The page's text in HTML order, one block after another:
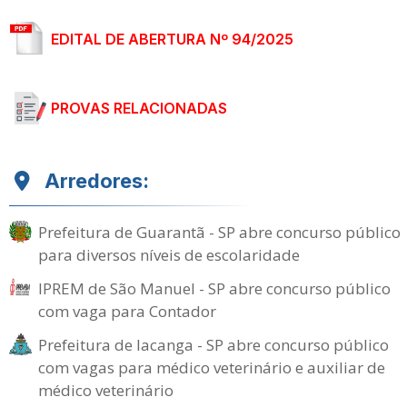
EDITAL DE ABERTURA Nº 94/2025
PROVAS RELACIONADAS
Arredores:
Prefeitura de Guarantã - SP abre concurso público
para diversos níveis de escolaridade
IPREM de São Manuel - SP abre concurso público
com vaga para Contador
Prefeitura de Iacanga - SP abre concurso público
com vagas para médico veterinário e auxiliar de
médico veterinário